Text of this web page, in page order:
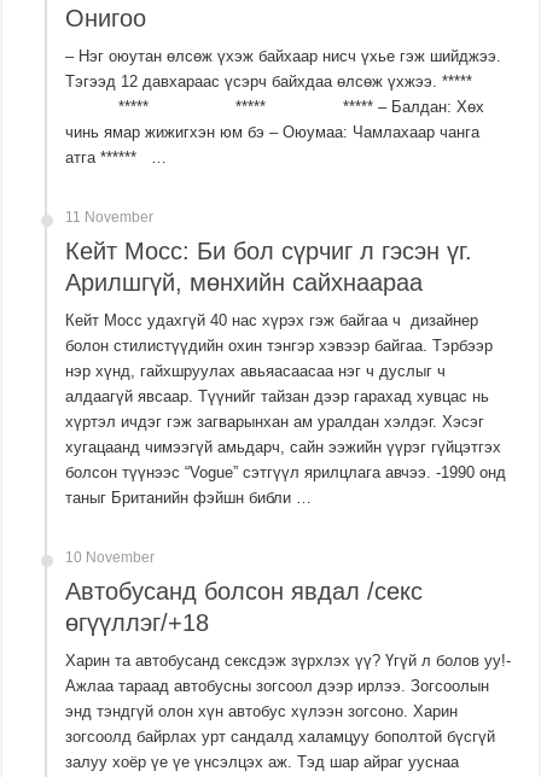
Онигоо
– Нэг оюутан өлсөж үхэж байхаар нисч үхье гэж шийджээ.
Тэгээд 12 давхараас үсэрч байхдаа өлсөж үхжээ. *****
***** ***** ***** – Балдан: Хөх
чинь ямар жижигхэн юм бэ – Оюумаа: Чамлахаар чанга
атга ****** …
11 November
Кейт Мосс: Би бол сүрчиг л гэсэн үг.
Арилшгүй, мөнхийн сайхнаараа
Кейт Мосс удахгүй 40 нас хүрэх гэж байгаа ч дизайнер
болон стилистүүдийн охин тэнгэр хэвээр байгаа. Тэрбээр
нэр хүнд, гайхшруулах авьяасаасаа нэг ч дуслыг ч
алдаагүй явсаар. Түүнийг тайзан дээр гарахад хувцас нь
хүртэл ичдэг гэж загварынхан ам уралдан хэлдэг. Хэсэг
хугацаанд чимээгүй амьдарч, сайн ээжийн үүрэг гүйцэтгэх
болсон түүнээс “Vogue” сэтгүүл ярилцлага авчээ. -1990 онд
таныг Британийн фэйшн библи …
10 November
Автобусанд болсон явдал /секс
өгүүллэг/+18
Харин та автобусанд сексдэж зүрхлэх үү? Үгүй л болов уу!-
Ажлаа тараад автобусны зогсоол дээр ирлээ. Зогсоолын
энд тэндгүй олон хүн автобус хүлээн зогсоно. Харин
зогсоолд байрлах урт сандалд халамцуу бополтой бүсгүй
залуу хоёр үе үе үнсэлцэх аж. Тэд шар айраг ууснаа